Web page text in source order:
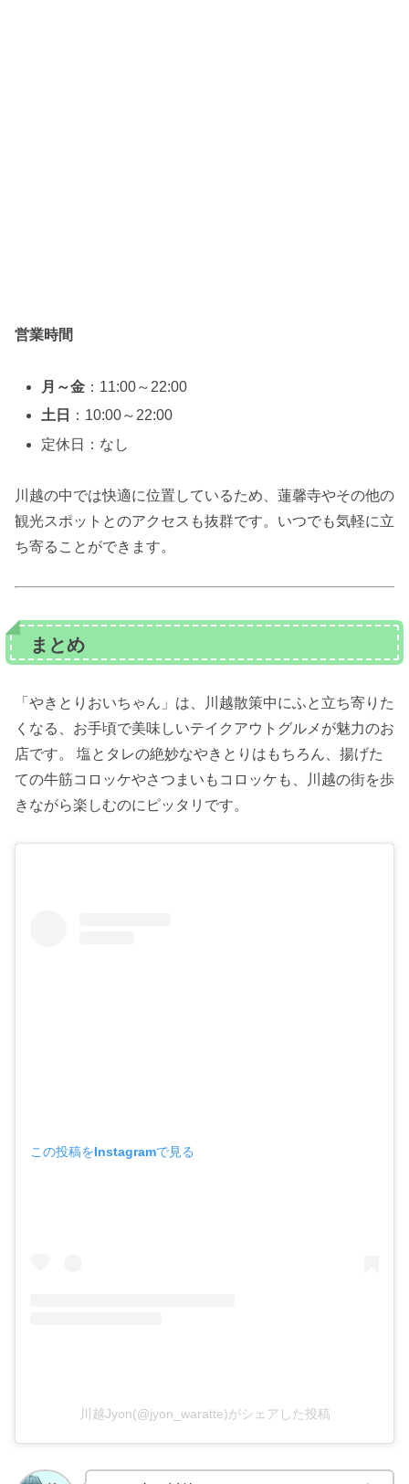
営業時間
月～金 ：11:00～22:00
土日
：10:00～22:00
定休日：なし
川越の中では快適に位置しているため、蓮馨寺やその他の
観光スポットとのアクセスも抜群です。いつでも気軽に立
ち寄ることができます。
まとめ
「やきとりおいちゃん」は、川越散策中にふと立ち寄りた
くなる、お手頃で美味しいテイクアウトグルメが魅力のお
店です。 塩とタレの絶妙なやきとりはもちろん、揚げた
ての牛筋コロッケやさつまいもコロッケも、川越の街を歩
きながら楽しむのにピッタリです。
この投稿をInstagramで見る
川越Jyon(@jyon_waratte)がシェアした投稿